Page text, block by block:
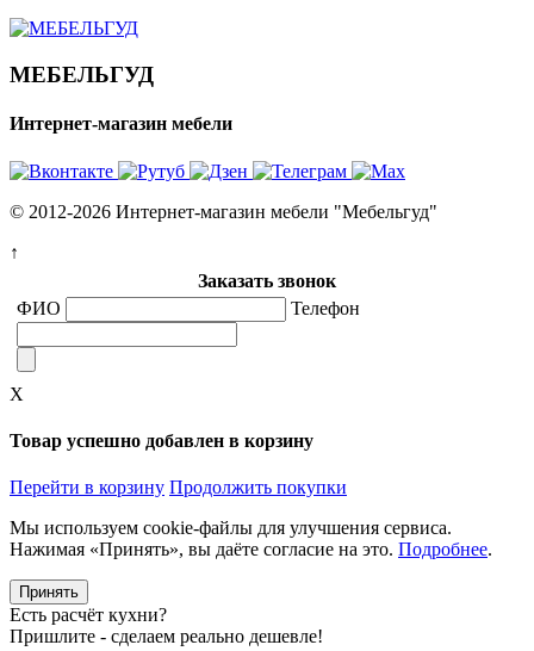
МЕБЕЛЬГУД
Интернет-магазин мебели
© 2012-2026 Интернет-магазин мебели "Мебельгуд"
↑
Заказать звонок
ФИО
Телефон
X
Товар успешно добавлен в корзину
Перейти в корзину Продолжить покупки
Мы используем cookie-файлы для улучшения сервиса.
Нажимая «Принять», вы даёте согласие на это. Подробнее.
Принять
Есть расчёт кухни?
Пришлите - сделаем реально дешевле!